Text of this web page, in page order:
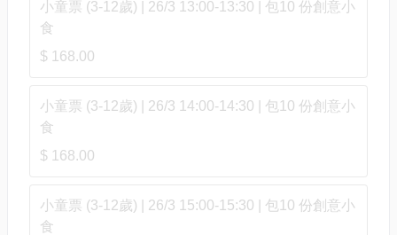
小童票 (3-12歲) | 26/3 13:00-13:30 | 包10 份創意小
食
$ 168.00
小童票 (3-12歲) | 26/3 14:00-14:30 | 包10 份創意小
食
$ 168.00
小童票 (3-12歲) | 26/3 15:00-15:30 | 包10 份創意小
食